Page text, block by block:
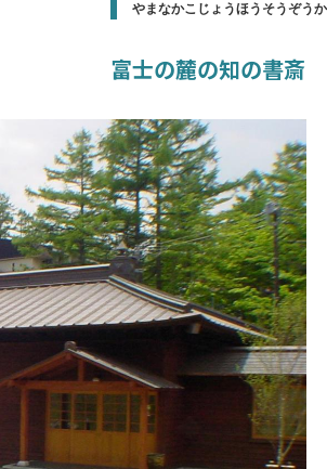
やまなかこじょうほうそうぞう
富士の麓の知の書斎